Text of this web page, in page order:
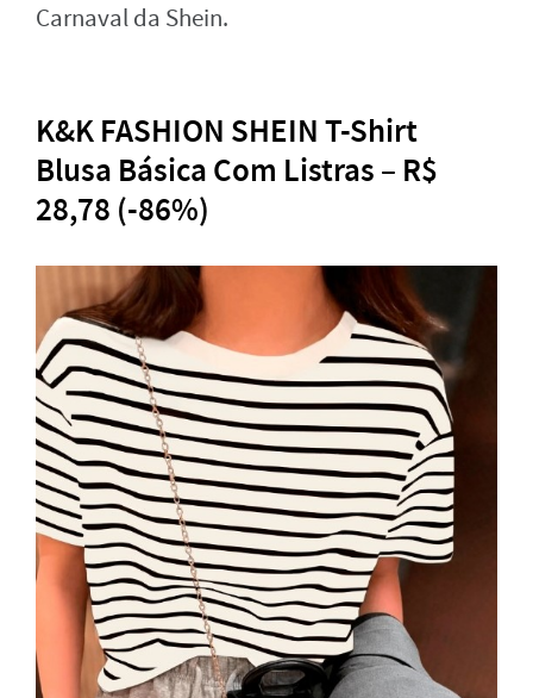
Carnaval da Shein.
K&K FASHION SHEIN T-Shirt
Blusa Básica Com Listras – R$
28,78 (-86%)